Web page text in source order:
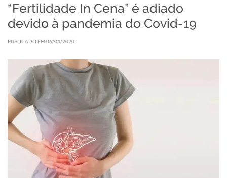
“Fertilidade In Cena” é adiado
devido à pandemia do Covid-19
PUBLICADO EM 06/04/2020